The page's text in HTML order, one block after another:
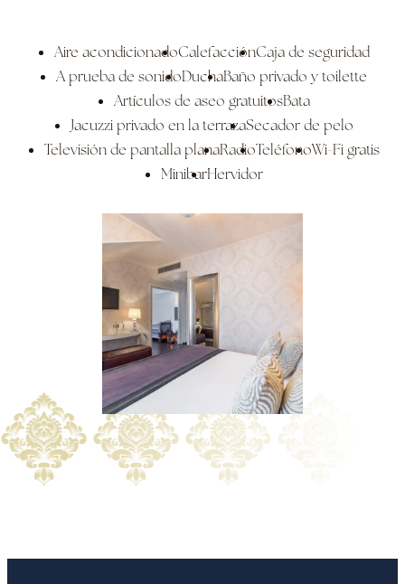
Aire acondicionadoCalefacciónCaja de seguridad
A prueba de sonidoDuchaBaño privado y toilette
Artículos de aseo gratuitosBata
Jacuzzi privado en la terrazaSecador de pelo
Televisión de pantalla planaRadioTeléfonoWi-Fi gratis
MinibarHervidor